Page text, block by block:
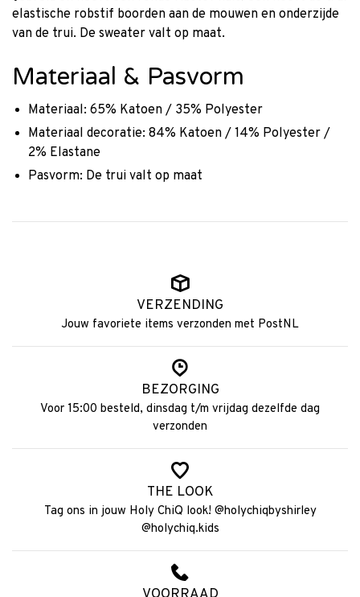
elastische robstif boorden aan de mouwen en onderzijde
van de trui. De sweater valt op maat.
Materiaal & Pasvorm
Materiaal: 65% Katoen / 35% Polyester
Materiaal decoratie: 84% Katoen / 14% Polyester /
2% Elastane
Pasvorm: De trui valt op maat
VERZENDING
Jouw favoriete items verzonden met PostNL
BEZORGING
Voor 15:00 besteld, dinsdag t/m vrijdag dezelfde dag
verzonden
THE LOOK
Tag ons in jouw Holy ChiQ look! @holychiqbyshirley
@holychiq.kids